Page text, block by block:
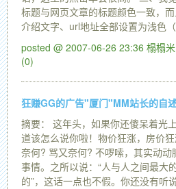
标题与网页文章的标题颜色一致，
介绍文字、url地址全部设置为浅色
posted @ 2007-06-26 23:36 榻榻米
(0)
狂赚GG的广告"厦门"MM站长的自
摘要： 这年头，如果你还傻呆着光
道该怎么说你啦！物价狂涨，房价
奈何? 骂又奈何? 不啰嗦，其实动动
事情。之所以说：“人与人之间最大
的”，这话一点也不假。你还没有听